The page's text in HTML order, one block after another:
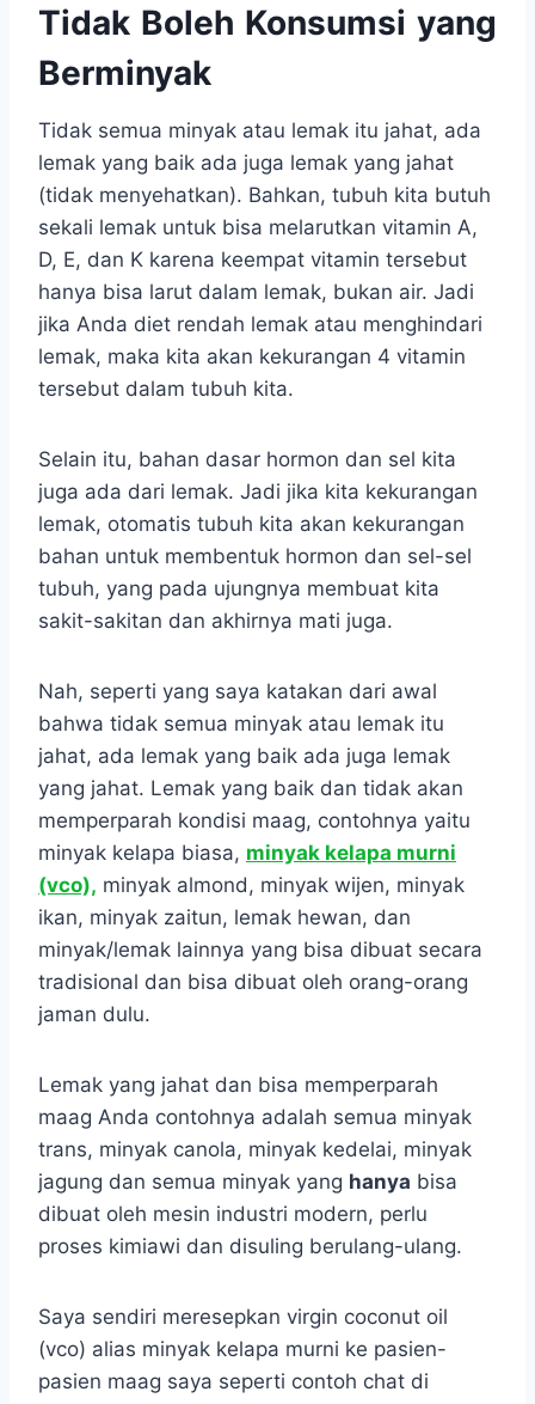
Tidak Boleh Konsumsi yang
Berminyak
Tidak semua minyak atau lemak itu jahat, ada
lemak yang baik ada juga lemak yang jahat
(tidak menyehatkan). Bahkan, tubuh kita butuh
sekali lemak untuk bisa melarutkan vitamin A,
D, E, dan K karena keempat vitamin tersebut
hanya bisa larut dalam lemak, bukan air. Jadi
jika Anda diet rendah lemak atau menghindari
lemak, maka kita akan kekurangan 4 vitamin
tersebut dalam tubuh kita.
Selain itu, bahan dasar hormon dan sel kita
juga ada dari lemak. Jadi jika kita kekurangan
lemak, otomatis tubuh kita akan kekurangan
bahan untuk membentuk hormon dan sel-sel
tubuh, yang pada ujungnya membuat kita
sakit-sakitan dan akhirnya mati juga.
Nah, seperti yang saya katakan dari awal
bahwa tidak semua minyak atau lemak itu
jahat, ada lemak yang baik ada juga lemak
yang jahat. Lemak yang baik dan tidak akan
memperparah kondisi maag, contohnya yaitu
minyak kelapa biasa, minyak kelapa murni
(vco), minyak almond, minyak wijen, minyak
ikan, minyak zaitun, lemak hewan, dan
minyak/lemak lainnya yang bisa dibuat secara
tradisional dan bisa dibuat oleh orang-orang
jaman dulu.
Lemak yang jahat dan bisa memperparah
maag Anda contohnya adalah semua minyak
trans, minyak canola, minyak kedelai, minyak
jagung dan semua minyak yang hanya bisa
dibuat oleh mesin industri modern, perlu
proses kimiawi dan disuling berulang-ulang.
Saya sendiri meresepkan virgin coconut oil
(vco) alias minyak kelapa murni ke pasien-
pasien maag saya seperti contoh chat di